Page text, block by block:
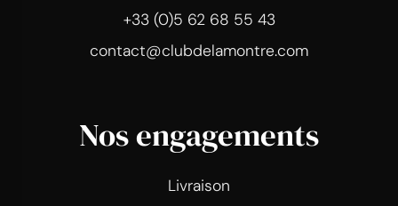
+33 (0)5 62 68 55 43
contact@clubdelamontre.com
Nos engagements
Livraison